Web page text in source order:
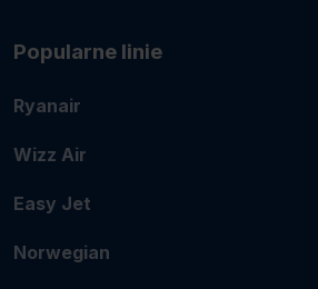
Popularne linie
Ryanair
Wizz Air
Easy Jet
Norwegian